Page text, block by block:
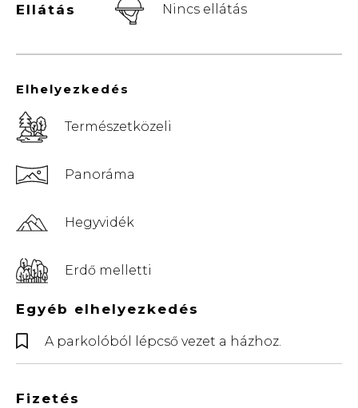
Ellátás Nincs ellátás
Elhelyezkedés
Természetközeli
Panoráma
Hegyvidék
Erdő melletti
Egyéb elhelyezkedés
A parkolóból lépcső vezet a házhoz.
Fizetés